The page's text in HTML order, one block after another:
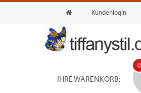
Kundenlogin
IHRE WARENKORB:
0